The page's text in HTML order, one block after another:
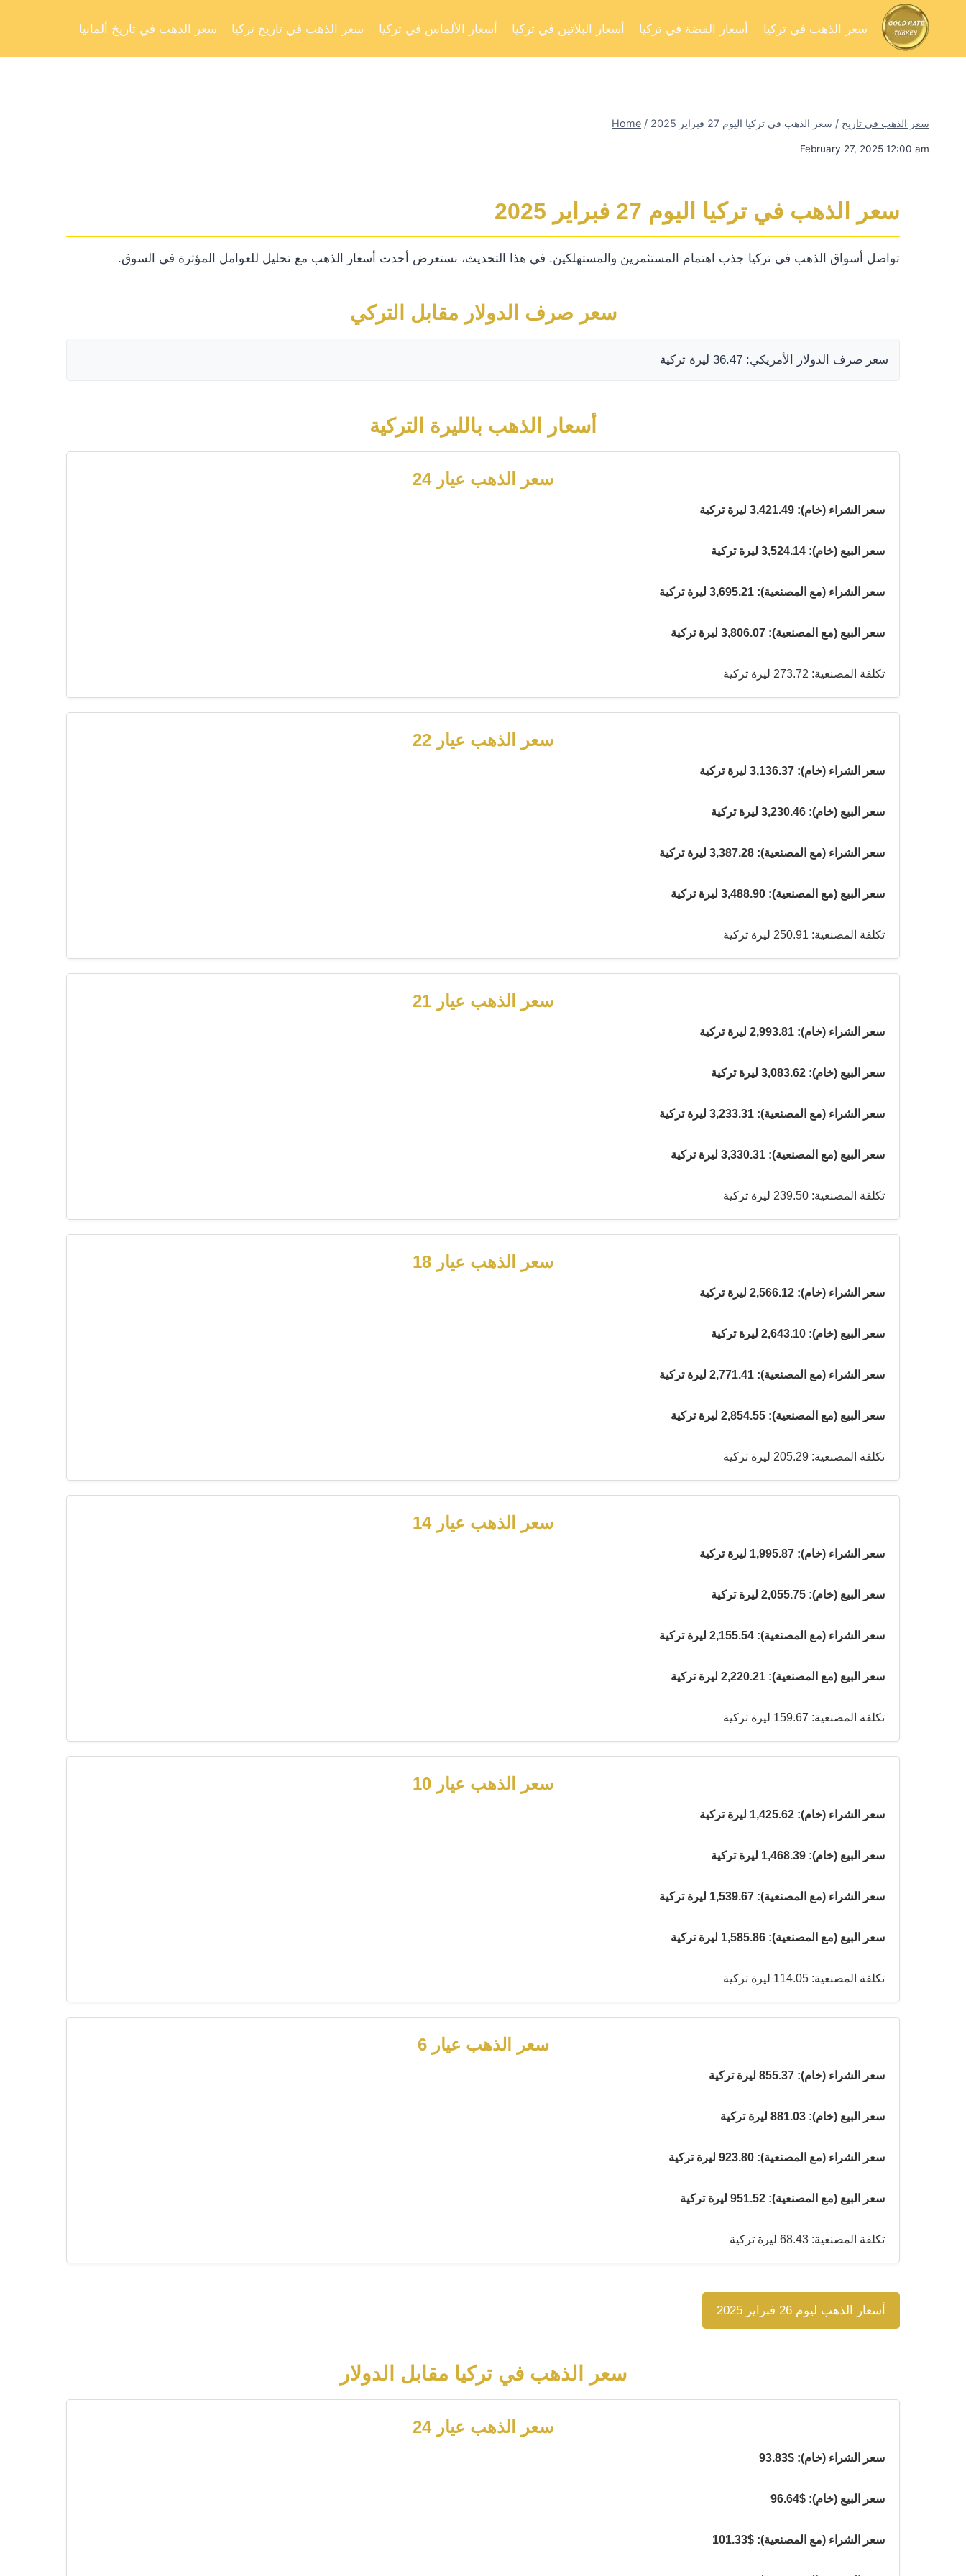
سعر الذهب في تاريخ ألمانيا سعر الذهب في تاريخ تركيا أسعار الألماس في تركيا أسعار البلاتين في تركيا أسعار الفضة في تركيا سعر الذهب في تركيا
Home / سعر الذهب في تاريخ / سعر الذهب في تركيا اليوم 27 فبراير 2025
February 27, 2025 12:00 am
سعر الذهب في تركيا اليوم 27 فبراير 2025
تواصل أسواق الذهب في تركيا جذب اهتمام المستثمرين والمستهلكين. في هذا التحديث، نستعرض أحدث أسعار الذهب مع تحليل للعوامل المؤثرة في السوق.
سعر صرف الدولار مقابل التركي
سعر صرف الدولار الأمريكي: 36.47 ليرة تركية
أسعار الذهب بالليرة التركية
سعر الذهب عيار 24
سعر الشراء (خام): 3,421.49 ليرة تركية
سعر البيع (خام): 3,524.14 ليرة تركية
سعر الشراء (مع المصنعية): 3,695.21 ليرة تركية
سعر البيع (مع المصنعية): 3,806.07 ليرة تركية
تكلفة المصنعية: 273.72 ليرة تركية
سعر الذهب عيار 22
سعر الشراء (خام): 3,136.37 ليرة تركية
سعر البيع (خام): 3,230.46 ليرة تركية
سعر الشراء (مع المصنعية): 3,387.28 ليرة تركية
سعر البيع (مع المصنعية): 3,488.90 ليرة تركية
تكلفة المصنعية: 250.91 ليرة تركية
سعر الذهب عيار 21
سعر الشراء (خام): 2,993.81 ليرة تركية
سعر البيع (خام): 3,083.62 ليرة تركية
سعر الشراء (مع المصنعية): 3,233.31 ليرة تركية
سعر البيع (مع المصنعية): 3,330.31 ليرة تركية
تكلفة المصنعية: 239.50 ليرة تركية
سعر الذهب عيار 18
سعر الشراء (خام): 2,566.12 ليرة تركية
سعر البيع (خام): 2,643.10 ليرة تركية
سعر الشراء (مع المصنعية): 2,771.41 ليرة تركية
سعر البيع (مع المصنعية): 2,854.55 ليرة تركية
تكلفة المصنعية: 205.29 ليرة تركية
سعر الذهب عيار 14
سعر الشراء (خام): 1,995.87 ليرة تركية
سعر البيع (خام): 2,055.75 ليرة تركية
سعر الشراء (مع المصنعية): 2,155.54 ليرة تركية
سعر البيع (مع المصنعية): 2,220.21 ليرة تركية
تكلفة المصنعية: 159.67 ليرة تركية
سعر الذهب عيار 10
سعر الشراء (خام): 1,425.62 ليرة تركية
سعر البيع (خام): 1,468.39 ليرة تركية
سعر الشراء (مع المصنعية): 1,539.67 ليرة تركية
سعر البيع (مع المصنعية): 1,585.86 ليرة تركية
تكلفة المصنعية: 114.05 ليرة تركية
سعر الذهب عيار 6
سعر الشراء (خام): 855.37 ليرة تركية
سعر البيع (خام): 881.03 ليرة تركية
سعر الشراء (مع المصنعية): 923.80 ليرة تركية
سعر البيع (مع المصنعية): 951.52 ليرة تركية
تكلفة المصنعية: 68.43 ليرة تركية
أسعار الذهب ليوم 26 فبراير 2025
سعر الذهب في تركيا مقابل الدولار
سعر الذهب عيار 24
سعر الشراء (خام): $93.83
سعر البيع (خام): $96.64
سعر الشراء (مع المصنعية): $101.33